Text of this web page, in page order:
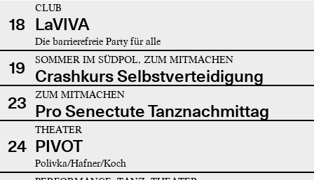
18
CLUB
LaVIVA
Die barrierefreie Party für alle
19 SOMMER IM SÜDPOL, ZUM MITMACHEN
Crashkurs Selbstverteidigung
23
ZUM MITMACHEN
Pro Senectute Tanznachmittag
24
THEATER
PIVOT
Polivka/Hafner/Koch